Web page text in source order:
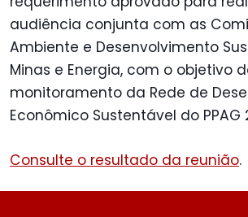
audiência conjunta com as
Ambiente e Desenvolvimento
Minas e Energia, com o objetivo
monitoramento da Rede de
Econômico Sustentável do PPAG
Consulte o resultado da reunião.